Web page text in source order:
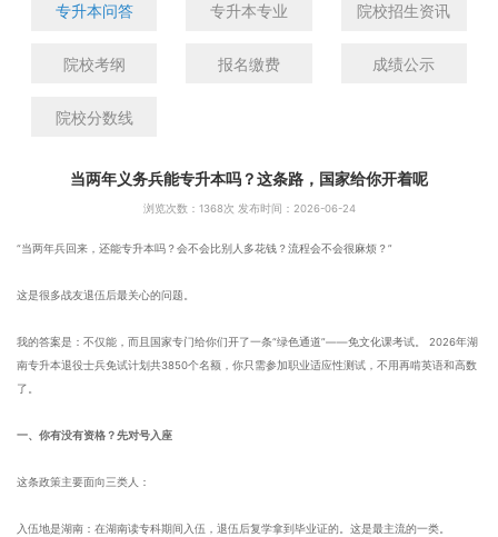
专升本问答 专升本专业 院校招生资讯
院校考纲 报名缴费 成绩公示
院校分数线
当两年义务兵能专升本吗？这条路，国家给你开着呢
浏览次数： 1368次 发布时间：2026-06-24
“当两年兵回来，还能专升本吗？会不会比别人多花钱？流程会不会很麻烦？”
这是很多战友退伍后最关心的问题。
我的答案是：不仅能，而且国家专门给你们开了一条“绿色通道”——免文化课考试。 2026年湖
南专升本退役士兵免试计划共3850个名额，你只需参加职业适应性测试，不用再啃英语和高数
了。
一、你有没有资格？先对号入座
这条政策主要面向三类人：
入伍地是湖南：在湖南读专科期间入伍，退伍后复学拿到毕业证的。这是最主流的一类。